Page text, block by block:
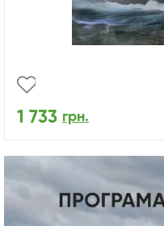
1 733 грн.